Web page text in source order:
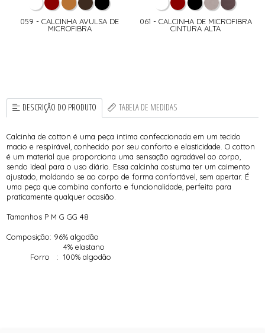
059 - CALCINHA AVULSA DE
MICROFIBRA
061 - CALCINHA DE MICROFIBRA
CINTURA ALTA
DESCRIÇÃO DO PRODUTO TABELA DE MEDIDAS
Calcinha de cotton é uma peça intima confeccionada em um tecido
macio e respirável, conhecido por seu conforto e elasticidade. O cotton
é um material que proporciona uma sensação agradável ao corpo,
sendo ideal para o uso diário. Essa calcinha costuma ter um caimento
ajustado, moldando se ao corpo de forma confortável, sem apertar. É
uma peça que combina conforto e funcionalidade, perfeita para
praticamente qualquer ocasião.
Tamanhos P M G GG 48
Composição: 96% algodão
4% elastano
Forro : 100% algodão